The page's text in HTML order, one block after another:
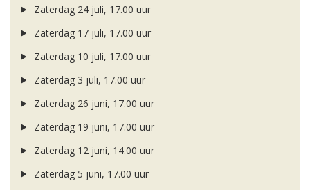
Zaterdag 24 juli, 17.00 uur
Zaterdag 17 juli, 17.00 uur
Zaterdag 10 juli, 17.00 uur
Zaterdag 3 juli, 17.00 uur
Zaterdag 26 juni, 17.00 uur
Zaterdag 19 juni, 17.00 uur
Zaterdag 12 juni, 14.00 uur
Zaterdag 5 juni, 17.00 uur